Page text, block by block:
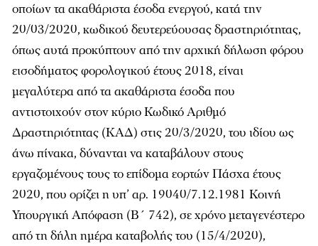
οποίων τα ακαθάριστα έσοδα ενεργού, κατά την
20/03/2020, κωδικού δευτερεύουσας δραστηριότητας,
όπως αυτά προκύπτουν από την αρχική δήλωση φόρου
εισοδήματος φορολογικού έτους 2018, είναι
μεγαλύτερα από τα ακαθάριστα έσοδα που
αντιστοιχούν στον κύριο Κωδικό Αριθμό
Δραστηριότητας (ΚΑΔ) στις 20/3/2020, του ιδίου ως
άνω πίνακα, δύνανται να καταβάλουν στους
εργαζομένους τους το επίδομα εορτών Πάσχα έτους
2020, που ορίζει η υπ’ αρ. 19040/7.12.1981 Κοινή
Υπουργική Απόφαση (Β΄ 742), σε χρόνο μεταγενέστερο
από τη δήλη ημέρα καταβολής του (15/4/2020),